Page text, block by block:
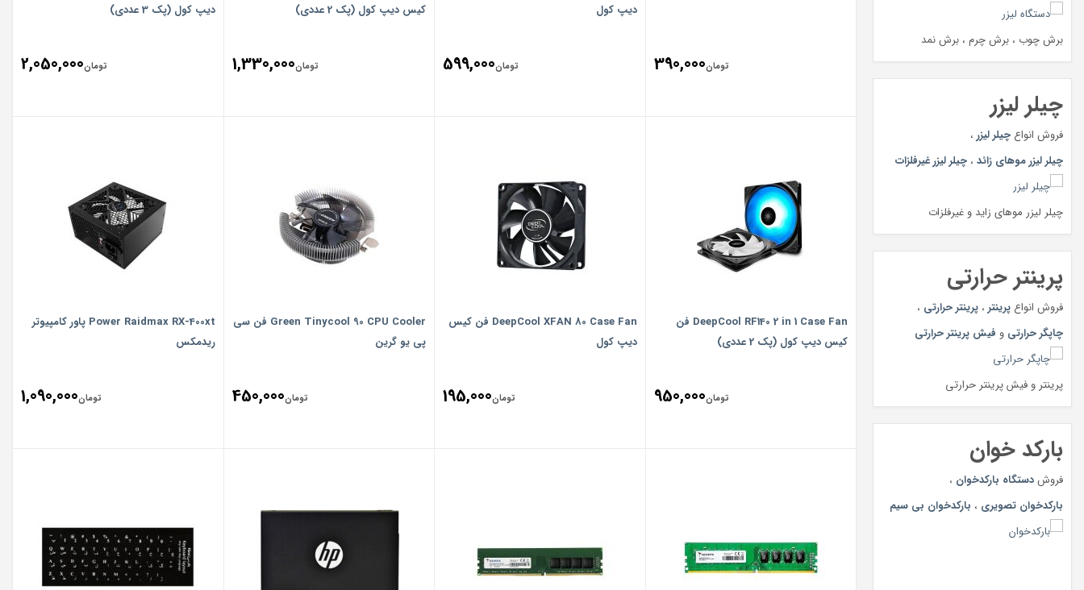
برش چوب ، برش چرم ، برش نمد
چیلر لیزر
فروش انواع چیلر لیزر ،
چیلر لیزر موهای زائد ، چیلر لیزر غیرفلزات
چیلر لیزر موهای زاید و غیرفلزات
پرینتر حرارتی
فروش انواع پرینتر ، پرینتر حرارتی ،
چاپگر حرارتی و فیش پرینتر حرارتی
پرینتر و فیش پرینتر حرارتی
بارکد خوان
فروشدستگاه بارکدخوان ،
بارکدخوان تصویری ، بارکدخوان بی سیم
تومان390,000
دیپ کول
تومان599,000
کیس دیپ کول (پک 2 عددی)
تومان1,330,000
دیپ کول (پک 3 عددی)
تومان2,050,000
DeepCool RF140 2 in 1 Case Fan فن
کیس دیپ کول (پک 2 عددی)
تومان950,000
DeepCool XFAN 80 Case Fan فن کیس
دیپ کول
تومان195,000
Green Tinycool 90 CPU Cooler فن سی
پی یو گرین
تومان450,000
Power Raidmax RX-400xt پاور کامپیوتر
ریدمکس
تومان1,090,000